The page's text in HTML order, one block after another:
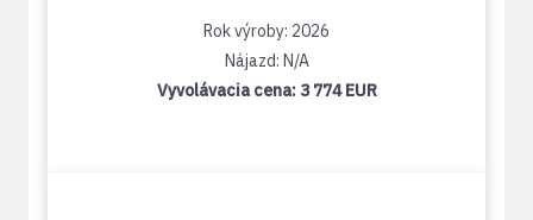
Rok výroby: 2026
Nájazd: N/A
Vyvolávacia cena: 3 774 EUR